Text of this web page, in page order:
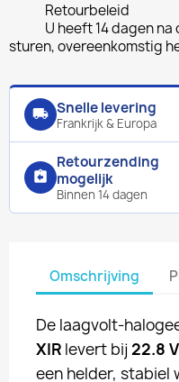
Retourbeleid
U heeft 14 dagen
sturen, overeenkomstig
local_shipping Snelle levering
Frankrijk & Europa
assignment_return
Retourzending
mogelijk
Binnen 14 dagen
Omschrijving
De laagvolt-
XIR levert bij 22.8 V
een helder,